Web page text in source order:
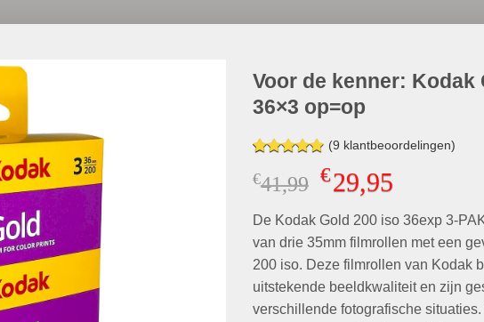
Voor de kenner: Kodak
36×3 op=op
Gewaardeerd
4.89op 5
gebaseerd
waarderingen
(9 klantbeoordelingen)
€41,99 Oorspronkelijke
was:
€41,99.
€29,95Huidige
is:
€29,95.
De Kodak Gold 200 iso 36exp 3-
van drie 35mm filmrollen met een
200 iso. Deze filmrollen van Kodak
uitstekende beeldkwaliteit en zijn
verschillende fotografische situaties.